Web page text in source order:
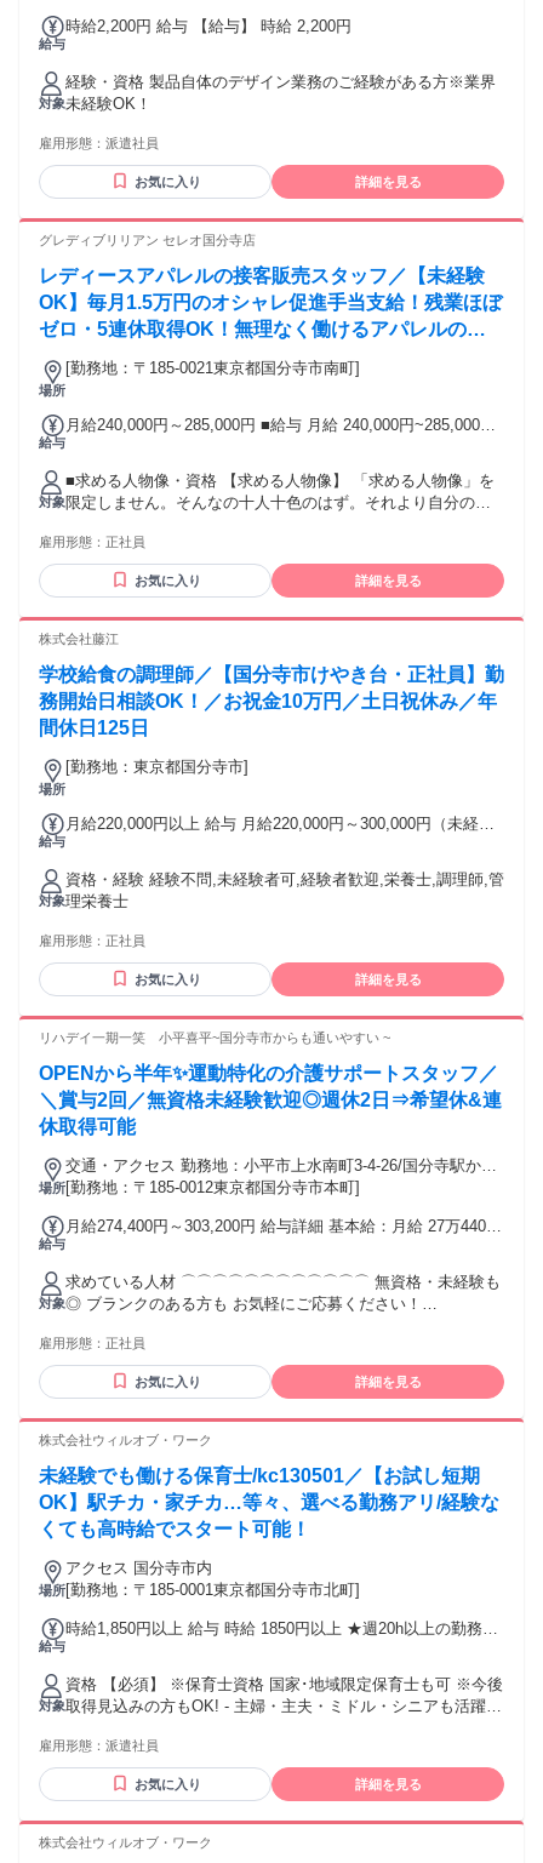
給与
時給2,200円 給与 【給与】 時給 2,200円
対象
経験・資格 製品自体のデザイン業務のご経験がある方※業界
未経験OK！
雇用形態： 派遣社員
お気に入り 詳細を見る
グレディブリリアン セレオ国分寺店
レディースアパレルの接客販売スタッフ／【未経験
OK】毎月1.5万円のオシャレ促進手当支給！残業ほぼ
ゼロ・5連休取得OK！無理なく働けるアパレルのお
仕事です
場所
[勤務地：〒185-0021東京都国分寺市南町]
給与
月給240,000円～285,000円 ■給与 月給 240,000円~285,000円
方は前職給与をお申し出ください。 ※前職給与額、これまで
のスキル・経験を参考に個別に給与額をご提示致します。 ・
残業手当 ・各種報奨金制度（規定有） ・賞与/年2回（昨年度
実績 平均2.36ヶ月/年） ・昇給/年1回 ・社会保険完備 ・社員
担） ・転勤（転居を伴う異動）は本人が同意した場合のみ 固
定残業代の有無：なし ■交通費 規定支給 通勤手当（上限月5
万円まで）
対象
■求める人物像・資格 【求める人物像】 「求める人物像」を
限定しません。そんなの十人十色のはず。それより自分の強
が当社のモットーです。 【応募資格】 ・高卒以上 ・59歳未
満の方（定年が60歳のため） ・学歴不問、資格不問、経験不
経験者は優遇します ・もちろん未経験でも大歓迎！ ・美容
鞄や雑貨、服飾・ファッションやおしゃれがお好きな方 ・店
長やマネージャー等、様々なキャリアに挑戦したい方 ・成長
意欲のある方 ・人と接することが好きな方 ・仕事とプライベ
ートを両立したい主婦（夫）さん ・チームワークを大切にす
る方 ・Iターン、Uターンをご希望の方
雇用形態： 正社員
お気に入り 詳細を見る
株式会社藤江
学校給食の調理師／【国分寺市けやき台・正社員】勤
務開始日相談OK！／お祝金10万円／土日祝休み／年
間休日125日
場所
[勤務地：東京都国分寺市]
給与
月給220,000円以上 給与 月給220,000円～300,000円（未経験
む） ※超過分は別途支給
対象
資格・経験 経験不問,未経験者可,経験者歓迎,栄養士,調理師,管
理栄養士
雇用形態： 正社員
お気に入り 詳細を見る
リハデイ一期一笑 小平喜平~国分寺市からも通いやすい ~
OPENから半年✨運動特化の介護サポートスタッフ／
＼賞与2回／無資格未経験歓迎◎週休2日⇒希望休&連
休取得可能
場所
交通・アクセス 勤務地：小平市上水南町3-4-26/国分寺駅から
車で約10分
[勤務地：〒185-0012東京都国分寺市本町]
給与
月給274,400円～303,200円 給与詳細 基本給：月給 27万4400
で支払われる通勤・皆勤・家族手当金額：あり 全員に一律で
支払われるその他手当金額：あり ●試用期間あり(3～6ヶ月)
・無資格・未経験の方 時給1,350円～ ※3か月後に契約社員へ
（規定あり） ・無資格・経験ありの方 月給261,600円～ ※3
●残業代支給 ※残業があった場合は別途残業代を支給 ●各種手
当あり ※役職手当あり：9,000円～60,000円 （資格、経験、
年数、業務習熟度による等級制） ※エコ手当あり(徒歩・自転
車通勤)：2,000円／月 ※居住支援特別手当あり：20,000円／
月 ※稼働率手当あり：5,000円～40,000円 ※他手当あり ●家
賃補助 ※最大8万円（条件あり） ●交通費全額支給 ●資格取得
支援あり(資格取得費用は当社全額負担) ※働きながら出勤扱
対象
求めている人材 ⌒⌒⌒⌒⌒⌒⌒⌒⌒⌒⌒⌒ 無資格・未経験も
◎ ブランクのある方も お気軽にご応募ください！
可) ※送迎があるため 【優遇】 ●初任者研修 ●ケアマネジャー
●介護福祉士 ●社会福祉士 ●社会福祉主事任用 資格や経験のあ
る方は待遇条件等を考慮いたします。
雇用形態： 正社員
お気に入り 詳細を見る
株式会社ウィルオブ・ワーク
未経験でも働ける保育士/kc130501／【お試し短期
OK】駅チカ・家チカ…等々、選べる勤務アリ/経験な
くても高時給でスタート可能！
場所
アクセス 国分寺市内
[勤務地：〒185-0001東京都国分寺市北町]
給与
時給1,850円以上 給与 時給 1850円以上 ★週20h以上の勤務で
給(ガソリン代も支給！) マイカー通勤OK！ 駐車場代も別途支
給！
対象
資格 【必須】 ※保育士資格 国家･地域限定保育士も可 ※今後
取得見込みの方もOK! - 主婦・主夫・ミドル・シニアも活躍
方歓迎！ 子供が好きな方歓迎！ - 幼稚園、子育て支援員、ベ
ビーシッターや 小規模保育園、学童保育、病院内保育、 など
の経験も活かせる職場です - 労働者派遣法に基づき、 週20時
となります。 ＊60歳以上 ＊昼間学生（雇用保険法の適用を受
雇用形態： 派遣社員
お気に入り 詳細を見る
株式会社ウィルオブ・ワーク